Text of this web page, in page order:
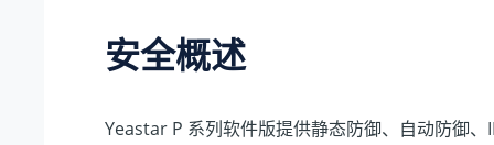
安全概述
Yeastar P 系列软件版提供静态防御、自动防御、